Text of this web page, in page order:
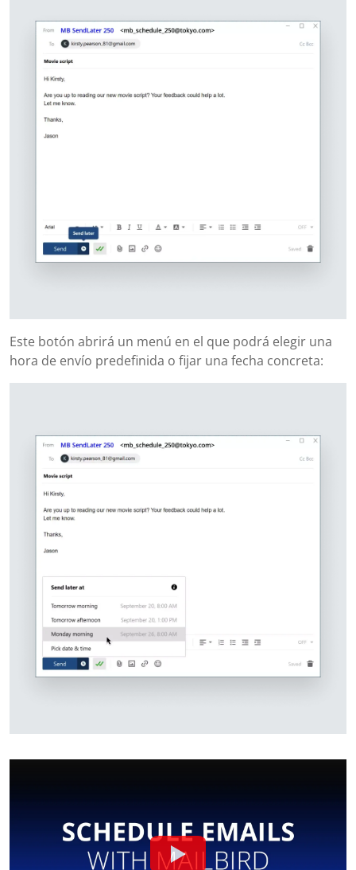
Este botón abrirá un menú en el que podrá elegir una
hora de envío predefinida o fijar una fecha concreta: